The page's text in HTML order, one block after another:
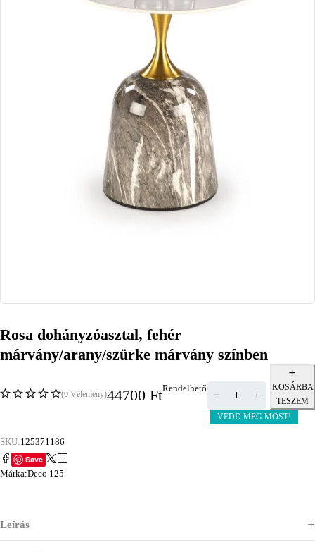
Rosa dohányzóasztal, fehér
márvány/arany/szürke márvány színben
(0 Vélemény)44700 FtRendelhető
KOSÁRBA
TESZEM
VEDD MEG MOST!
SKU:125371186
Save
Márka:Deco 125
Leírás